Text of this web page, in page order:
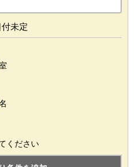
付未定
ください